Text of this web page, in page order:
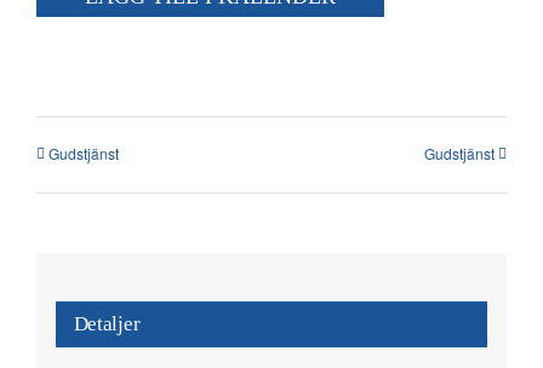
Kalender
Gudstjänst Gudstjänst
Detaljer